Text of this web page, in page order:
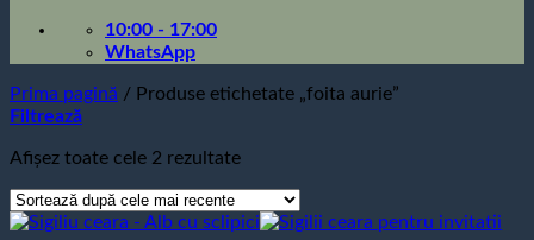
10:00 - 17:00
WhatsApp
Prima pagină / Produse etichetate „foita aurie”
Filtrează
Afișez toate cele 2 rezultateSortat
mai